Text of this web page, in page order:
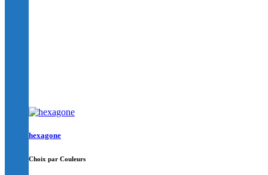
hexagone
Choix par Couleurs